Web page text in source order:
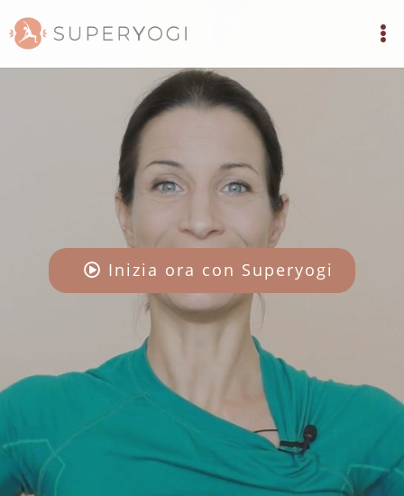
Inizia ora con Superyogi